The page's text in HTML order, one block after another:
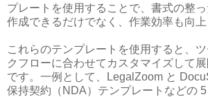
プレートを使用することで、書式の整
作成できるだけでなく、作業効率も向上
これらのテンプレートを使用すると、
クフローに合わせてカスタマイズして
です。一例として、LegalZoom と
保持契約（NDA）テンプレートなどの